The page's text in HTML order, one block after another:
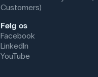
Customers)
Følg os
Facebook
LinkedIn
YouTube